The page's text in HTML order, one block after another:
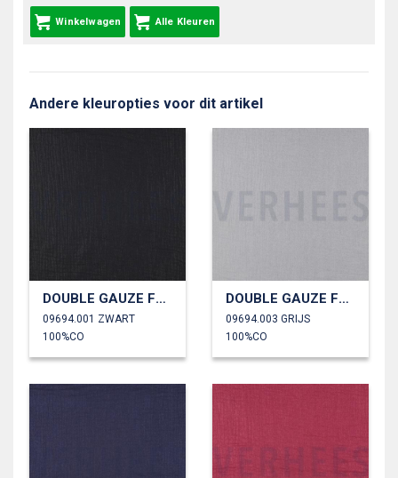
Winkelwagen Alle Kleuren
Andere kleuropties voor dit artikel
DOUBLE GAUZE FOLIE
09694.001 ZWART
100%CO
DOUBLE GAUZE FOLIE
09694.003 GRIJS
100%CO